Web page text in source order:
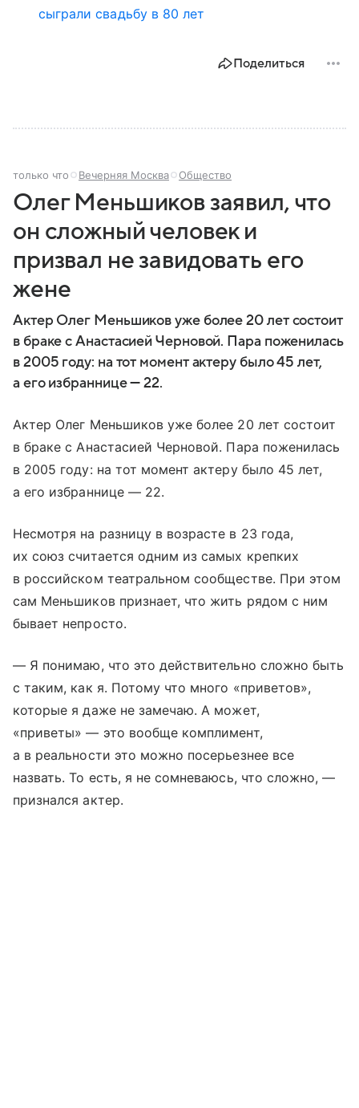
сыграли свадьбу в 80 лет
Поделиться
только что Вечерняя Москва Общество
Олег Меньшиков заявил, что
он сложный человек и
призвал не завидовать его
жене
Актер Олег Меньшиков уже более 20 лет состоит
в браке с Анастасией Черновой. Пара поженилась
в 2005 году: на тот момент актеру было 45 лет,
а его избраннице — 22.
Актер Олег Меньшиков уже более 20 лет состоит
в браке с Анастасией Черновой. Пара поженилась
в 2005 году: на тот момент актеру было 45 лет,
а его избраннице — 22.
Несмотря на разницу в возрасте в 23 года,
их союз считается одним из самых крепких
в российском театральном сообществе. При этом
сам Меньшиков признает, что жить рядом с ним
бывает непросто.
— Я понимаю, что это действительно сложно быть
с таким, как я. Потому что много «приветов»,
которые я даже не замечаю. А может,
«приветы» — это вообще комплимент,
а в реальности это можно посерьезнее все
назвать. То есть, я не сомневаюсь, что сложно, —
признался актер.